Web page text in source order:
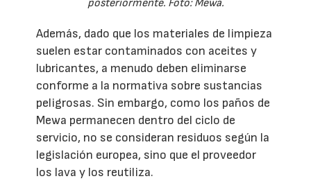
posteriormente. Foto: Mewa.
Además, dado que los materiales de limpieza
suelen estar contaminados con aceites y
lubricantes, a menudo deben eliminarse
conforme a la normativa sobre sustancias
peligrosas. Sin embargo, como los paños de
Mewa permanecen dentro del ciclo de
servicio, no se consideran residuos según la
legislación europea, sino que el proveedor
los lava y los reutiliza.